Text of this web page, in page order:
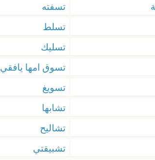
تسفته
تسلط
تسليك
تسوق امها يافقي
تسويغ
تشابها
تشاليح
تشبيقتي